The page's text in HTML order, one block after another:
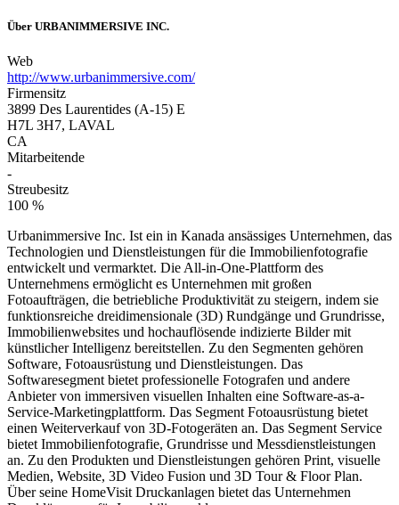
Über URBANIMMERSIVE INC.
Web
http://www.urbanimmersive.com/
Firmensitz
3899 Des Laurentides (A-15) E
H7L 3H7, LAVAL
CA
Mitarbeitende
-
Streubesitz
100 %
Urbanimmersive Inc. Ist ein in Kanada ansässiges Unternehmen, das
Technologien und Dienstleistungen für die Immobilienfotografie
entwickelt und vermarktet. Die All-in-One-Plattform des
Unternehmens ermöglicht es Unternehmen mit großen
Fotoaufträgen, die betriebliche Produktivität zu steigern, indem sie
funktionsreiche dreidimensionale (3D) Rundgänge und Grundrisse,
Immobilienwebsites und hochauflösende indizierte Bilder mit
künstlicher Intelligenz bereitstellen. Zu den Segmenten gehören
Software, Fotoausrüstung und Dienstleistungen. Das
Softwaresegment bietet professionelle Fotografen und andere
Anbieter von immersiven visuellen Inhalten eine Software-as-a-
Service-Marketingplattform. Das Segment Fotoausrüstung bietet
einen Weiterverkauf von 3D-Fotogeräten an. Das Segment Service
bietet Immobilienfotografie, Grundrisse und Messdienstleistungen
an. Zu den Produkten und Dienstleistungen gehören Print, visuelle
Medien, Website, 3D Video Fusion und 3D Tour & Floor Plan.
Über seine HomeVisit Druckanlagen bietet das Unternehmen